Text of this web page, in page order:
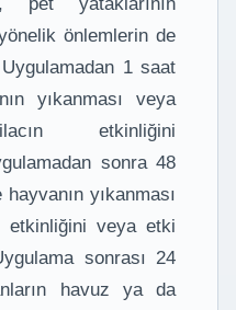
önlemlerin de
1 saat
yıkanması veya
etkinliğini
sonra 48
yıkanması
etkinliğini veya etki
sonrası 24
havuz ya da